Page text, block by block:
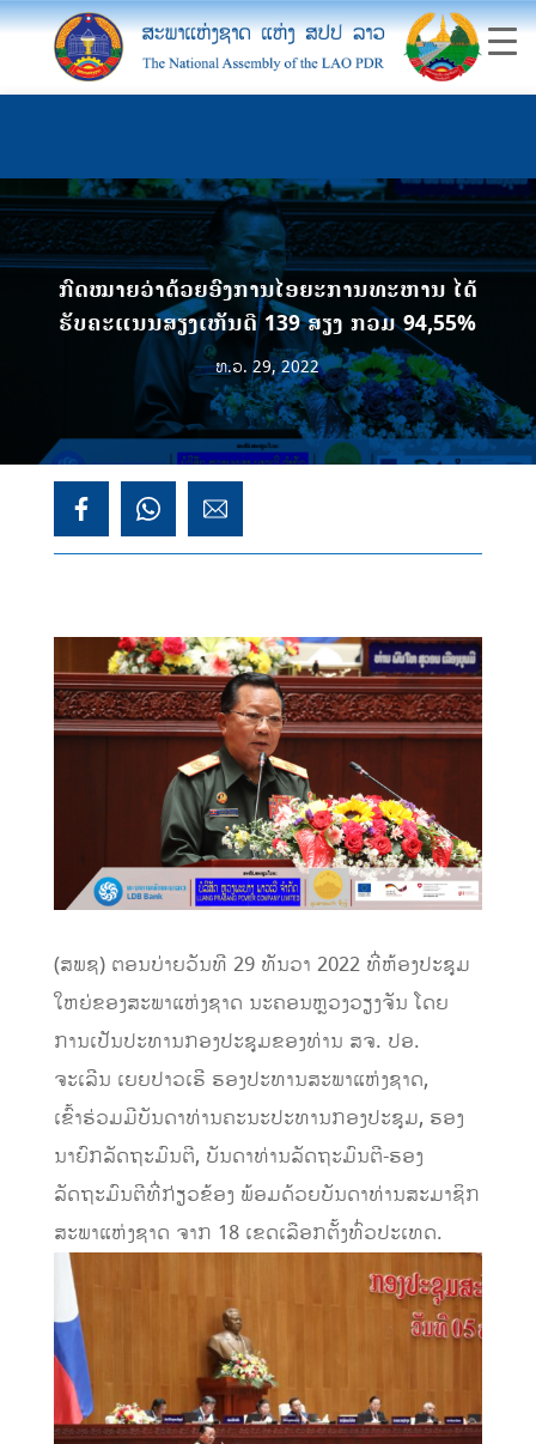
ກົດໝາຍວ່າດ້ວຍອົງການໄອຍະການທະຫານ ໄດ້
ຮັບຄະແນນສຽງເຫັນດີ 139 ສຽງ ກວມ 94,55%
ທ.ວ. 29, 2022
(ສພຊ) ຕອນບ່າຍວັນທີ 29 ທັນວາ 2022 ທີ່ຫ້ອງປະຊຸມ
ໃຫຍ່ຂອງສະພາແຫ່ງຊາດ ນະຄອນຫຼວງວຽງຈັນ ໂດຍ
ການເປັນປະທານກອງປະຊຸມຂອງທ່ານ ສຈ. ປອ.
ຈະເລີນ ເຍຍປາວເຮີ ຮອງປະທານສະພາແຫ່ງຊາດ,
ເຂົ້າຮ່ວມມີບັນດາທ່ານຄະນະປະທານກອງປະຊຸມ, ຮອງ
ນາຍົກລັດຖະມົນຕີ, ບັນດາທ່ານລັດຖະມົນຕີ-ຮອງ
ລັດຖະມົນຕີທີ່ກ່ຽວຂ້ອງ ພ້ອມດ້ວຍບັນດາທ່ານສະມາຊິກ
ສະພາແຫ່ງຊາດ ຈາກ 18 ເຂດເລືອກຕັ້ງທົ່ວປະເທດ.